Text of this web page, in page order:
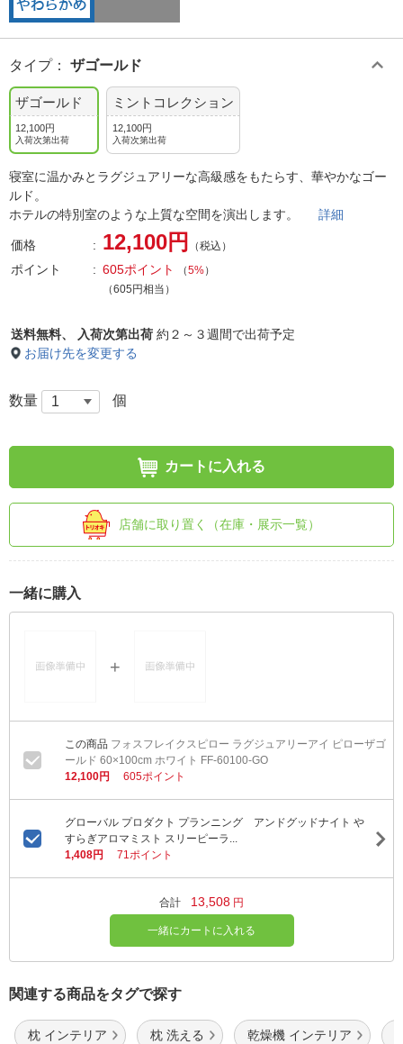
タイプ： ザゴールド
ザゴールド
12,100円
入荷次第出荷
ミントコレクション
12,100円
入荷次第出荷
寝室に温かみとラグジュアリーな高級感をもたらす、華やかなゴー
ルド。
ホテルの特別室のような上質な空間を演出します。 詳細
価格 12,100円 （税込）
ポイント 605ポイント （5%）
（605円相当）
送料無料、 入荷次第出荷 約２～３週間で出荷予定
お届け先を変更する
数量 個
カートに入れる
店舗に取り置く（在庫・展示一覧）
一緒に購入
フォスフレイクスピロー ラグジュアリーアイ ピローザゴ
ールド 60×100cm ホワイト FF-60100-GO
12,100円
605ポイント
グローバル プロダクト プランニング アンドグッドナイト や
すらぎアロマミスト スリーピーラ...
1,408円
71ポイント
合計 13,508 円
一緒にカートに入れる
関連する商品をタグで探す
枕 インテリア 枕 洗える 乾燥機 インテリア